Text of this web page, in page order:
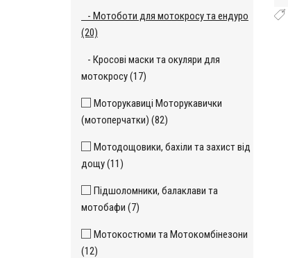
- Мотоботи для мотокросу та ендуро
(20)
- Кросові маски та окуляри для
мотокросу (17)
Моторукавиці Моторукавички
(мотоперчатки) (82)
Мотодощовики, бахіли та захист від
дощу (11)
Підшоломники, балаклави та
мотобафи (7)
Мотокостюми та Мотокомбінезони
(12)